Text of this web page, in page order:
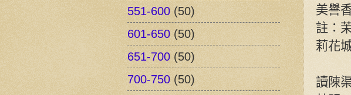
美譽
註：
莉花
讀陳
551-600 (50)
601-650 (50)
651-700 (50)
700-750 (50)